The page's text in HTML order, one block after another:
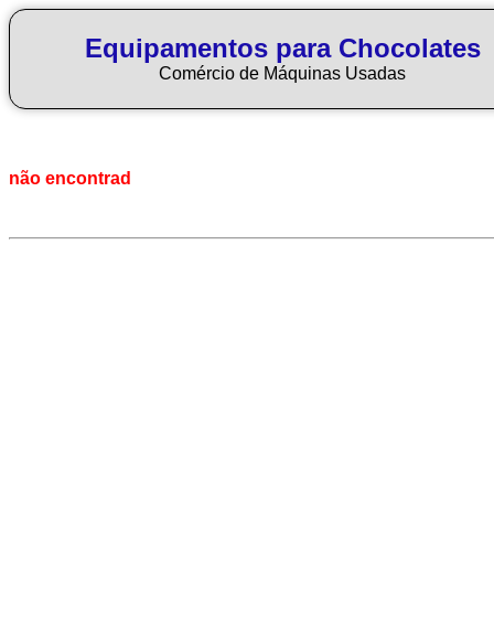
Equipamentos para Chocolates
Comércio de Máquinas Usadas
não encontrad